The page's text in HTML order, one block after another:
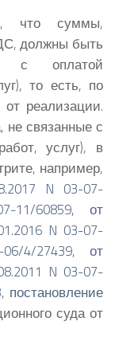
что суммы,
должны быть
с оплатой
то есть, по
реализации.
не связанные с
услуг), в
например,
N 03-07-
11/60859,от
N 03-07-
4/27439, от
N 03-07-
, постановление
суда от